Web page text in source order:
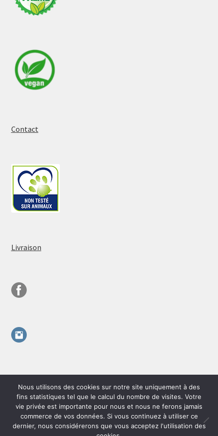
Contact
Livraison
© Savons Aléabulles - Landes 2026
Politique de confidentialité
Built with WooCommerce.
Nous utilisons des cookies sur notre site uniquement à des
fins statistiques tel que le calcul du nombre de visites. Votre
vie privée est importante pour nous et nous ne ferons jamais
commerce de vos données. Si vous continuez à utiliser ce
dernier, nous considérerons que vous acceptez l'utilisation des